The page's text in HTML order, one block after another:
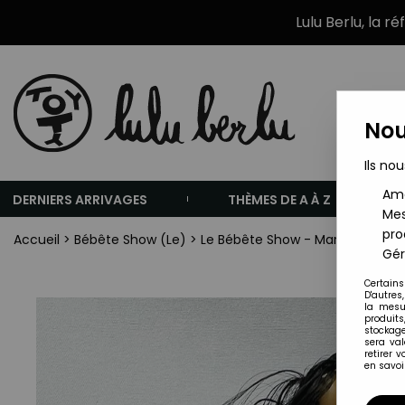
Lulu Berlu, la
DERNIERS ARRIVAGES THÈMES DE A À Z
Accueil > Bébête Show (Le) > Le Bébête Show - Marchie Rose
Ils
la
sera
retirer
en